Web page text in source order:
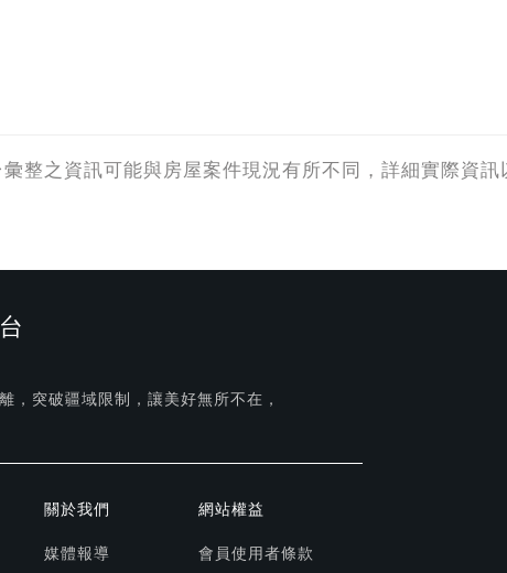
整之資訊可能與房屋案件現況有所不同，詳細實際資訊
，突破疆域限制，讓美好無所不在，
關於我們
媒體報導
網站權益
會員使用者條款